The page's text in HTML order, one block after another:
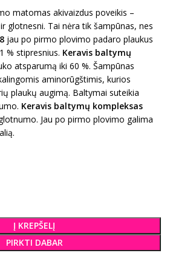
matomas akivaizdus poveikis –
glotnesni. Tai nėra tik šampūnas, nes
jau po pirmo plovimo padaro plaukus
% stipresnius. Keravis baltymų
atsparumą iki 60 %. Šampūnas
aminorūgštimis, kurios
plaukų augimą. Baltymai suteikia
Keravis baltymų kompleksas
Jau po pirmo plovimo galima
Į KREPŠELĮ
PIRKTI DABAR